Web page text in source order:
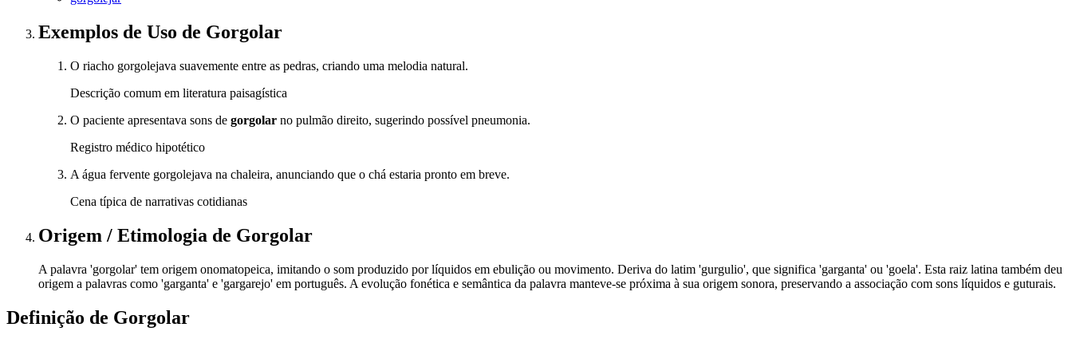
Exemplos de Uso de Gorgolar
O riacho gorgolejava suavemente entre as pedras, criando uma melodia natural.
Descrição comum em literatura paisagística
O paciente apresentava sons de gorgolar no pulmão direito, sugerindo possível pneumonia.
Registro médico hipotético
A água fervente gorgolejava na chaleira, anunciando que o chá estaria pronto em breve.
Cena típica de narrativas cotidianas
Origem / Etimologia de Gorgolar
A palavra 'gorgolar' tem origem onomatopeica, imitando o som produzido por líquidos em ebulição ou movimento. Deriva do latim 'gurgulio', que significa 'garganta' ou 'goela'. Esta raiz latina também deu
origem a palavras como 'garganta' e 'gargarejo' em português. A evolução fonética e semântica da palavra manteve-se próxima à sua origem sonora, preservando a associação com sons líquidos e guturais.
Definição de Gorgolar